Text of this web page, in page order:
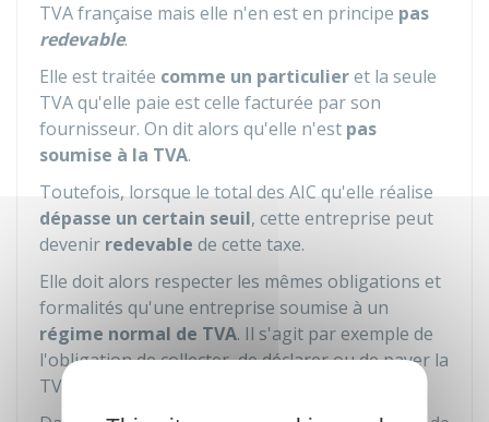
TVA française mais elle n'en est en principe pas
redevable.
Elle est traitée comme un particulieret la seule
TVA qu'elle paie est celle facturée par son
fournisseur. On dit alors qu'elle n'est pas
soumise à la TVA.
Toutefois, lorsque le total des AIC qu'elle réalise
dépasse un certain seuil, cette entreprise peut
devenir redevable de cette taxe.
Elle doit alors respecter les mêmes obligations et
formalités qu'une entreprise soumise à un
régime normal de TVA. Il s'agit par exemple de
l'obligation de collecter, de déclarer ou de payer la
TVA à l'administration fiscale.